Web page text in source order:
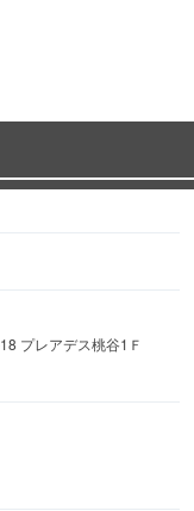
プレアデス桃谷1Ｆ